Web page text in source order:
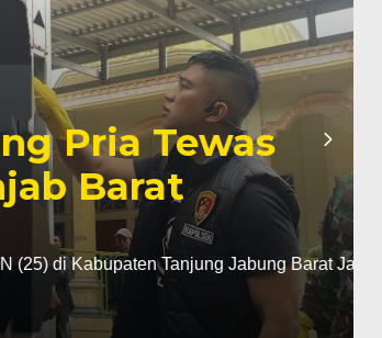
Tewas
Tanjung Jabung Barat Jambi